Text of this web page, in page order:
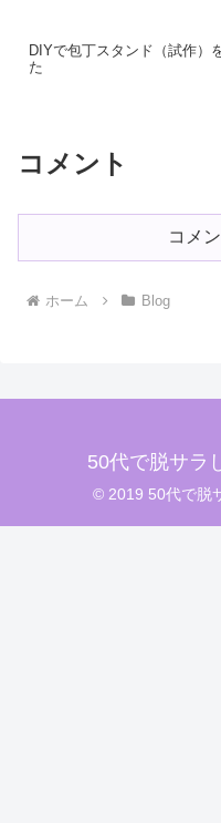
DIYで包丁スタンド（試作）
た
コメント
コメ
ホーム Blog
50代で脱サラ
© 2019 50代で脱